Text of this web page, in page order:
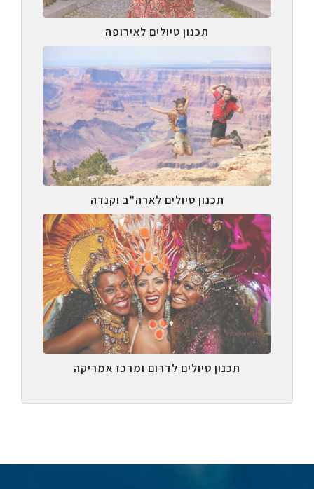
תכנון טיולים לאירופה
תכנון טיולים לארה"ב וקנדה
תכנון טיולים לדרום ומרכז אמריקה